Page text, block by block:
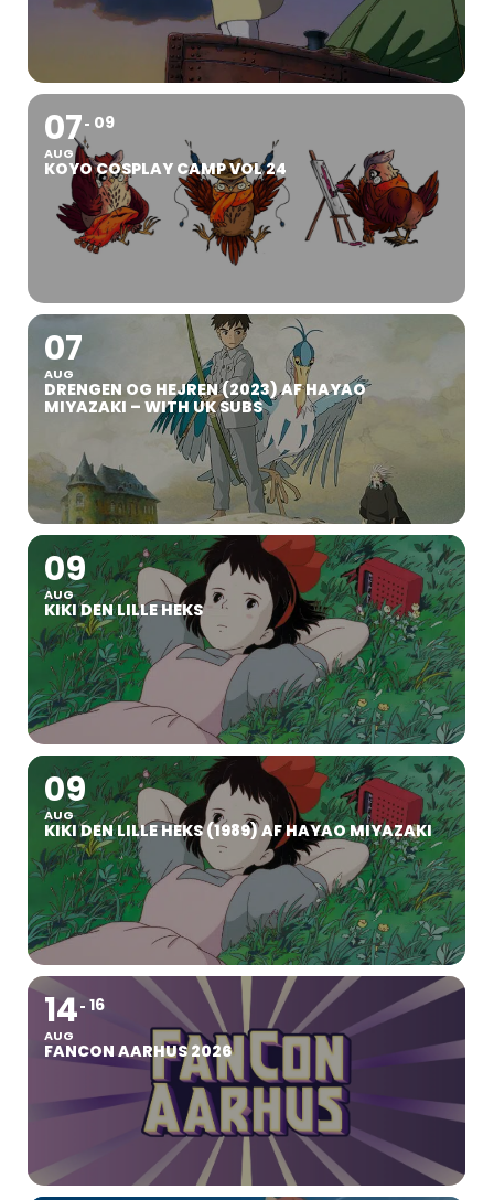
07
AUG
09
KOYO COSPLAY CAMP VOL 24
07
AUG
DRENGEN OG HEJREN (2023) AF HAYAO
MIYAZAKI – WITH UK SUBS
09
AUG
KIKI DEN LILLE HEKS
09
AUG
KIKI DEN LILLE HEKS (1989) AF HAYAO MIYAZAKI
14
AUG
16
FANCON AARHUS 2026